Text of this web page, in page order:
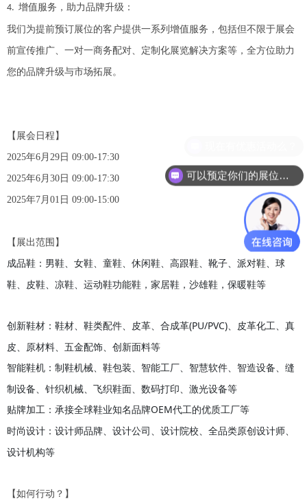
4. 增值服务，助力品牌升级：
我们为提前预订展位的客户提供一系列增值服务，包括但不限于展会
前宣传推广、一对一商务配对、定制化展览解决方案等，全方位助力
您的品牌升级与市场拓展。
【 展会日程 】
2025年6月29日 09:00-17:30
2025年6月30日 09:00-17:30
2025年7月01日 09:00-15:00
【 展出范围 】
成品鞋 ： 男鞋、女鞋、童鞋、休闲鞋、高跟鞋、靴子、派对鞋、球
鞋、皮鞋、凉鞋、运动鞋功能鞋，家居鞋，沙雄鞋，保暖鞋等
创新鞋材 ： 鞋材、鞋类配件、皮革、合成革(PU/PVC)、皮革化工、真
皮、原材料、五金配饰、创新面料等
智能鞋机 ： 制鞋机械、鞋包装、智能工厂、智慧软件、智造设备、缝
制设备、针织机械、飞织鞋面、数码打印、激光设备等
贴牌加工 ： 承接全球鞋业知名品牌OEM代工的优质工厂等
时尚设计 ： 设计师品牌、设计公司、设计院校、全品类原创设计师、
设计机构等
【如何行动？】
可以预定你们的展位吗？